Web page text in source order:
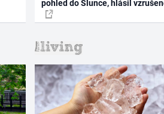
pohled do Slunce, hlásil